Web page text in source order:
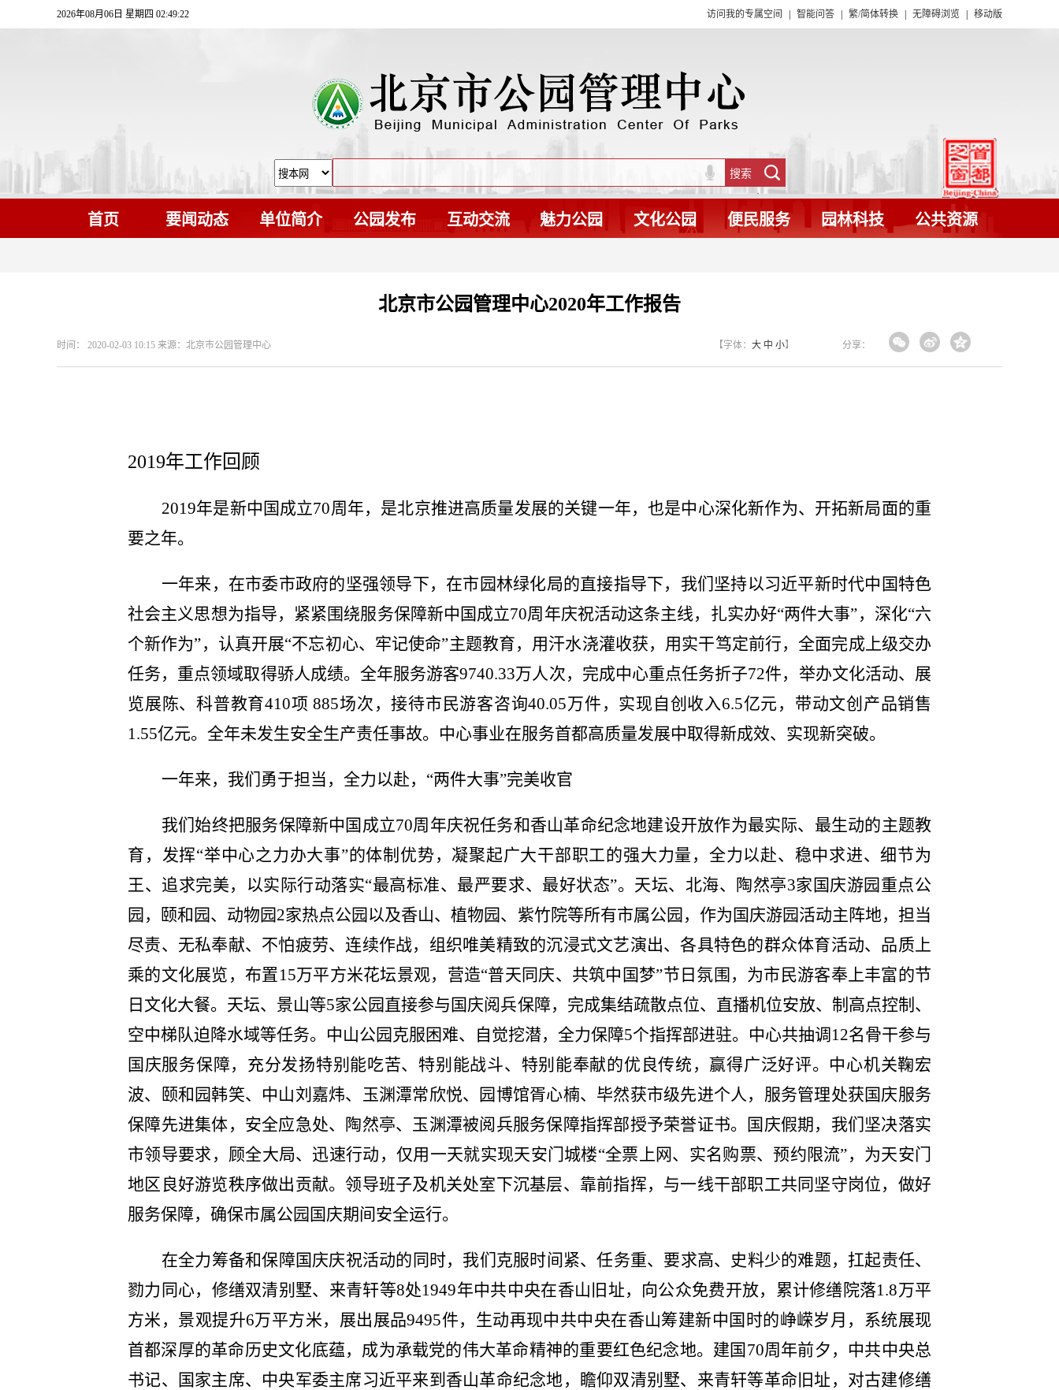
2026年08月06日 星期四 02:49:23 访问我的专属空间 智能问答 繁/简体转换 无障碍浏览 移动版
首页 要闻动态 单位简介 公园发布 互动交流 魅力公园 文化公园 便民服务 园林科技 公共资源
北京市公园管理中心2020年工作报告
时间： 2020-02-03 10:15 来源：北京市公园管理中心 【字体： 大 中 小】 分享：
2019年工作回顾
2019年是新中国成立70周年，是北京推进高质量发展的关键一年，也是中心深化新作为、开拓新局面的重
要之年。
一年来，在市委市政府的坚强领导下，在市园林绿化局的直接指导下，我们坚持以习近平新时代中国特色
社会主义思想为指导，紧紧围绕服务保障新中国成立70周年庆祝活动这条主线，扎实办好“两件大事”，深化“六
个新作为”，认真开展“不忘初心、牢记使命”主题教育，用汗水浇灌收获，用实干笃定前行，全面完成上级交办
任务，重点领域取得骄人成绩。全年服务游客9740.33万人次，完成中心重点任务折子72件，举办文化活动、展
览展陈、科普教育410项 885场次，接待市民游客咨询40.05万件，实现自创收入6.5亿元，带动文创产品销售
1.55亿元。全年未发生安全生产责任事故。中心事业在服务首都高质量发展中取得新成效、实现新突破。
一年来，我们勇于担当，全力以赴，“两件大事”完美收官
我们始终把服务保障新中国成立70周年庆祝任务和香山革命纪念地建设开放作为最实际、最生动的主题教
育，发挥“举中心之力办大事”的体制优势，凝聚起广大干部职工的强大力量，全力以赴、稳中求进、细节为
王、追求完美，以实际行动落实“最高标准、最严要求、最好状态”。天坛、北海、陶然亭3家国庆游园重点公
园，颐和园、动物园2家热点公园以及香山、植物园、紫竹院等所有市属公园，作为国庆游园活动主阵地，担当
尽责、无私奉献、不怕疲劳、连续作战，组织唯美精致的沉浸式文艺演出、各具特色的群众体育活动、品质上
乘的文化展览，布置15万平方米花坛景观，营造“普天同庆、共筑中国梦”节日氛围，为市民游客奉上丰富的节
日文化大餐。天坛、景山等5家公园直接参与国庆阅兵保障，完成集结疏散点位、直播机位安放、制高点控制、
空中梯队迫降水域等任务。中山公园克服困难、自觉挖潜， 全力保障5个指挥部进驻。中心共抽调12名骨干参与
国庆服务保障，充分发扬特别能吃苦、特别能战斗、特别能奉献的优良传统，赢得广泛好评。中心机关鞠宏
波、颐和园韩笑、中山刘嘉炜、玉渊潭常欣悦、园博馆胥心楠、毕然获市级先进个人，服务管理处获国庆服务
保障先进集体，安全应急处、陶然亭、玉渊潭被阅兵服务保障指挥部授予荣誉证书。
国庆假期，我们坚决落实
市领导要求，顾全大局、迅速行动，仅用一天就实现天安门城楼“全票上网、实名购票、预约限流”，为天安门
地区良好游览秩序做出贡献。领导班子及机关处室下沉基层、靠前指挥，与一线干部职工共同坚守岗位，做好
服务保障，确保市属公园国庆期间安全运行。
在全力筹备和保障国庆庆祝活动的同时，我们克服时间紧、任务重、要求高、史料少的难题，扛起责任、
勠力同心，修缮双清别墅、来青轩等8处1949年中共中央在香山旧址，向公众免费开放，累计修缮院落1.8万平
方米，景观提升6万平方米，展出展品9495件，生动再现中共中央在香山筹建新中国时的峥嵘岁月，系统展现
首都深厚的革命历史文化底蕴，成为承载党的伟大革命精神的重要红色纪念地。建国70周年前夕，中共中央总
书记、国家主席、中央军委主席习近平来到香山革命纪念地，瞻仰双清别墅、来青轩等革命旧址，对古建修缮